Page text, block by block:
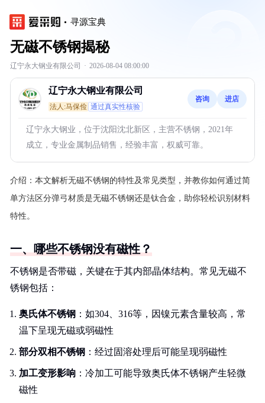
寻源宝典
无磁不锈钢揭秘
辽宁永大钢业有限公司 · 2026-08-04 08:00:00
辽宁永大钢业有限公司
法人:马保俭 通过真实性核验
咨询 进店
辽宁永大钢业，位于沈阳沈北新区，主营不锈钢，2021年
成立，专业金属制品销售，经验丰富，权威可靠。
介绍： 本文解析无磁不锈钢的特性及常见类型，并教你如何通过简
单方法区分弹弓材质是无磁不锈钢还是钛合金，助你轻松识别材料
特性。
一、哪些不锈钢没有磁性？
不锈钢是否带磁，关键在于其内部晶体结构。常见无磁不
锈钢包括：
奥氏体不锈钢 ：如304、316等，因镍元素含量较高，常
温下呈现无磁或弱磁性
部分双相不锈钢 ：经过固溶处理后可能呈现弱磁性
加工变形影响 ：冷加工可能导致奥氏体不锈钢产生轻微
磁性